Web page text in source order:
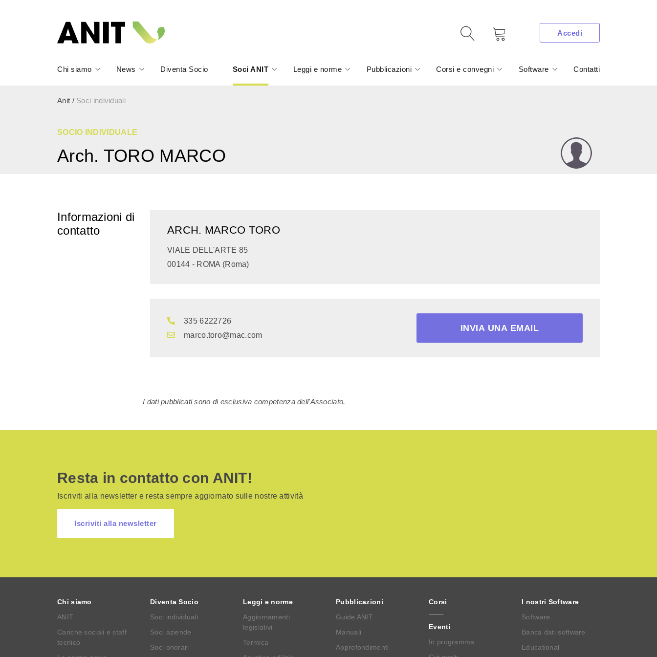
Accedi
Chi siamo News Diventa Socio Soci ANIT Leggi e norme Pubblicazioni Corsi e convegni Software Contatti
Anit / Soci individuali
SOCIO INDIVIDUALE
Arch. TORO MARCO
Informazioni di
contatto
ARCH. MARCO TORO
VIALE DELL'ARTE 85
00144 - ROMA (Roma)
335 6222726
marco.toro@mac.com
INVIA UNA EMAIL
I dati pubblicati sono di esclusiva competenza dell'Associato.
Resta in contatto con ANIT!
Iscriviti alla newsletter e resta sempre aggiornato sulle nostre attività
Iscriviti alla newsletter
Chi siamo
ANIT
Cariche sociali e staff
tecnico
Diventa Socio
Soci individuali
Soci aziende
Soci onorari
Leggi e norme
Aggiornamenti
legislativi
Termica
Pubblicazioni
Guide ANIT
Manuali
Approfondimenti
Corsi
Eventi
In programma
I nostri Software
Software
Banca dati software
Educational